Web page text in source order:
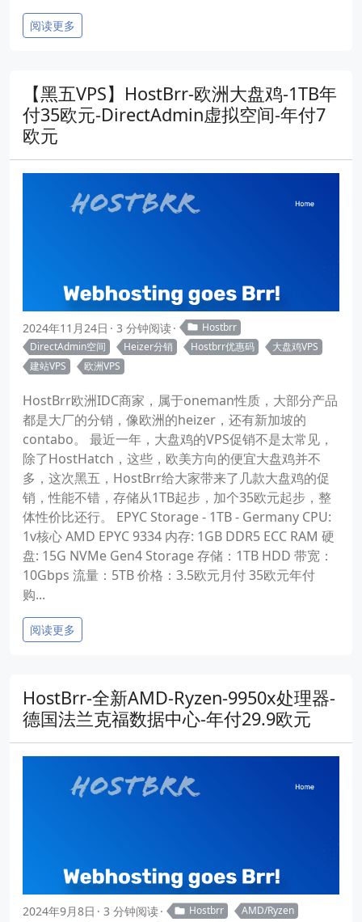
阅读更多
【黑五VPS】HostBrr-欧洲大盘鸡-1TB年
付35欧元-DirectAdmin虚拟空间-年付7
欧元
2024年11月24日 3 分钟阅读
Hostbrr
DirectAdmin空间
Heizer分销 Hostbrr优惠码
大盘鸡VPS
建站VPS
欧洲VPS
HostBrr欧洲IDC商家，属于oneman性质，大部分产品
都是大厂的分销，像欧洲的heizer，还有新加坡的
contabo。 最近一年，大盘鸡的VPS促销不是太常见，
除了HostHatch，这些，欧美方向的便宜大盘鸡并不
多，这次黑五，HostBrr给大家带来了几款大盘鸡的促
销，性能不错，存储从1TB起步，加个35欧元起步，整
体性价比还行。 EPYC Storage - 1TB - Germany CPU:
1v核心 AMD EPYC 9334 内存: 1GB DDR5 ECC RAM 硬
盘: 15G NVMe Gen4 Storage 存储：1TB HDD 带宽：
10Gbps 流量：5TB 价格：3.5欧元月付 35欧元年付
购...
阅读更多
HostBrr-全新AMD-Ryzen-9950x处理器-
德国法兰克福数据中心-年付29.9欧元
2024年9月8日 3 分钟阅读 Hostbrr
AMD/Ryzen